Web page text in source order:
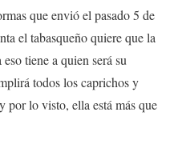
que envió el pasado 5 de
el tabasqueño quiere que la
tiene a quien será su
todos los caprichos y
por lo visto, ella está más que